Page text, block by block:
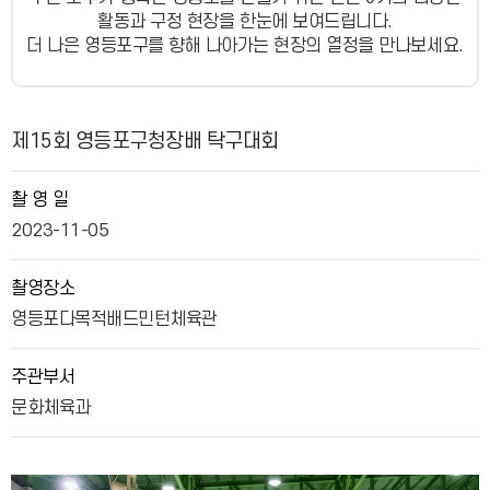
활동과 구정 현장을 한눈에 보여드립니다.
더 나은 영등포구를 향해 나아가는 현장의 열정을 만나보세요.
제15회 영등포구청장배 탁구대회
촬 영 일
2023-11-05
촬영장소
영등포다목적배드민턴체육관
주관부서
문화체육과